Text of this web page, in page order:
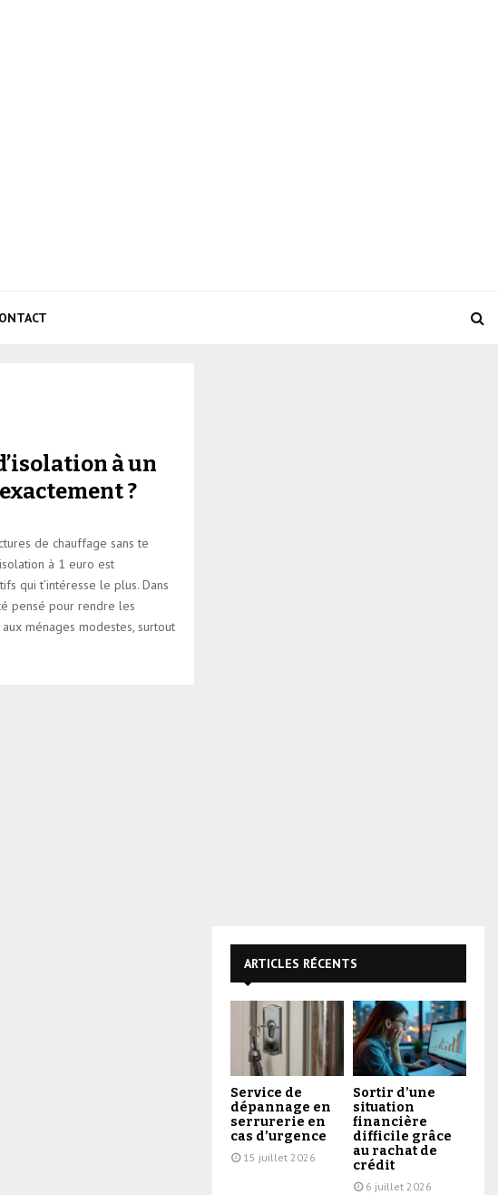
à un
?
de chauffage sans te
à 1 euro est
qui t’intéresse le plus. Dans
pensé pour rendre les
ménages modestes, surtout
ARTICLES RÉCENTS
Service de
dépannage en
serrurerie en
cas d’urgence
15 juillet 2026
Sortir d’une
situation
financière
difficile grâce
au rachat de
crédit
6 juillet 2026